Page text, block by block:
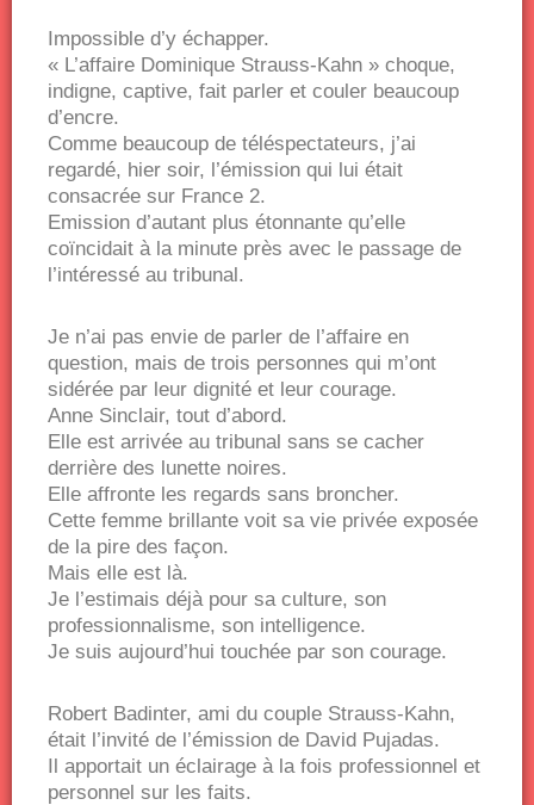
Impossible d’y échapper.
« L’affaire Dominique Strauss-Kahn » choque,
indigne, captive, fait parler et couler beaucoup
d’encre.
Comme beaucoup de téléspectateurs, j’ai
regardé, hier soir, l’émission qui lui était
consacrée sur France 2.
Emission d’autant plus étonnante qu’elle
coïncidait à la minute près avec le passage de
l’intéressé au tribunal.
Je n’ai pas envie de parler de l’affaire en
question, mais de trois personnes qui m’ont
sidérée par leur dignité et leur courage.
Anne Sinclair, tout d’abord.
Elle est arrivée au tribunal sans se cacher
derrière des lunette noires.
Elle affronte les regards sans broncher.
Cette femme brillante voit sa vie privée exposée
de la pire des façon.
Mais elle est là.
Je l’estimais déjà pour sa culture, son
professionnalisme, son intelligence.
Je suis aujourd’hui touchée par son courage.
Robert Badinter, ami du couple Strauss-Kahn,
était l’invité de l’émission de David Pujadas.
Il apportait un éclairage à la fois professionnel et
personnel sur les faits.